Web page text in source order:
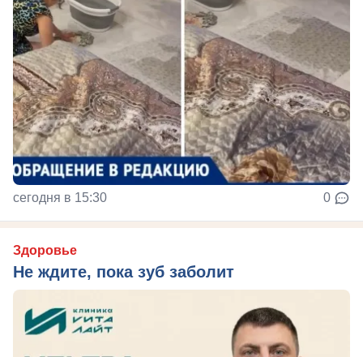
сегодня в 15:30 0
Здоровье
Не ждите, пока зуб заболит